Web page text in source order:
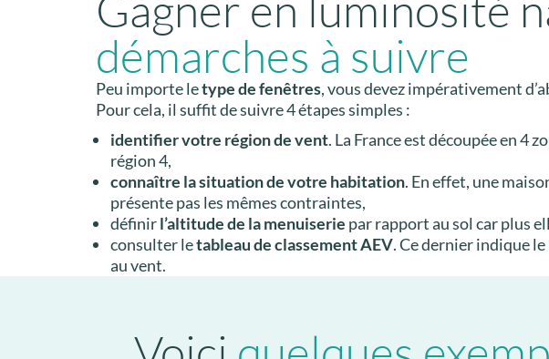
démarches à suivre
Peu importe letype de fenêtres, vous devez impérativement
Pour cela, il suffit de suivre 4 étapes simples :
identifier votre région de vent. La France est découpée en 4
région 4,
connaître la situation de votre habitation. En effet, une
présente pas les mêmes contraintes,
définirl’altitude de la menuiserie par rapport au sol car plus
consulter letableau de classement AEV. Ce dernier indique le
au vent.